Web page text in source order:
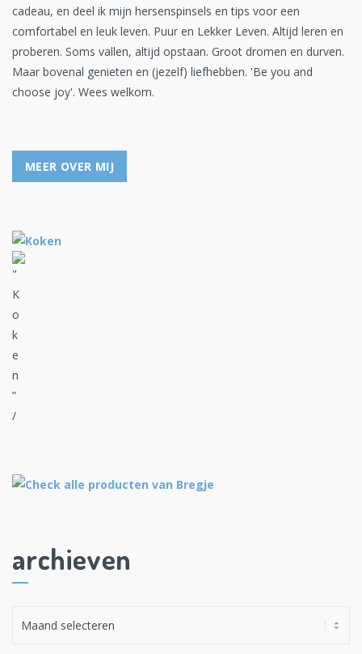
cadeau, en deel ik mijn hersenspinsels en tips voor een
comfortabel en leuk leven. Puur en Lekker Leven. Altijd leren en
proberen. Soms vallen, altijd opstaan. Groot dromen en durven.
Maar bovenal genieten en (jezelf) liefhebben. 'Be you and
choose joy'. Wees welkom.
MEER OVER MIJ
archieven